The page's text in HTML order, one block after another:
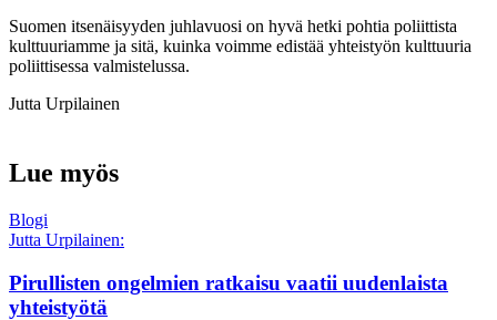
Suomen itsenäisyyden juhlavuosi on hyvä hetki pohtia poliittista
kulttuuriamme ja sitä, kuinka voimme edistää yhteistyön kulttuuria
poliittisessa valmistelussa.
Jutta Urpilainen
Lue myös
Blogi
Jutta Urpilainen:
Pirullisten ongelmien ratkaisu vaatii uudenlaista
yhteistyötä